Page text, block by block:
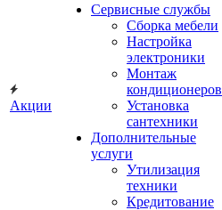
Акции
Сервисные службы
Сборка мебели
Настройка
электроники
Монтаж
кондиционеров
Установка
сантехники
Дополнительные
услуги
Утилизация
техники
Кредитование